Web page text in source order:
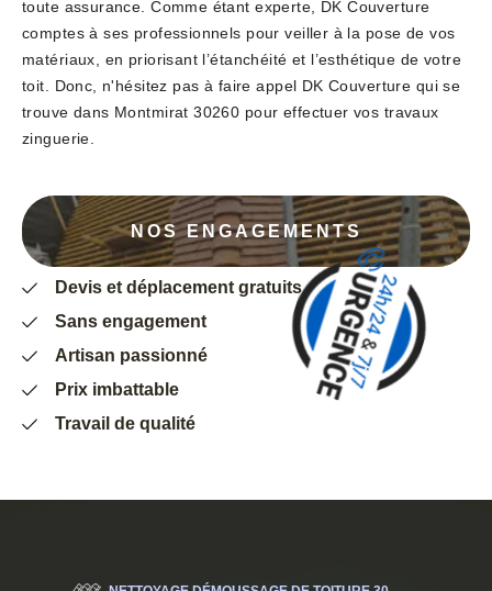
toute assurance. Comme étant experte, DK Couverture
comptes à ses professionnels pour veiller à la pose de vos
matériaux, en priorisant l’étanchéité et l’esthétique de votre
toit. Donc, n'hésitez pas à faire appel DK Couverture qui se
trouve dans Montmirat 30260 pour effectuer vos travaux
zinguerie.
NOS ENGAGEMENTS
Devis et déplacement gratuits
Sans engagement
Artisan passionné
Prix imbattable
Travail de qualité